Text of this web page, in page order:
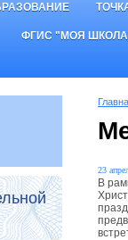
ФГИС "МОЯ
23
В